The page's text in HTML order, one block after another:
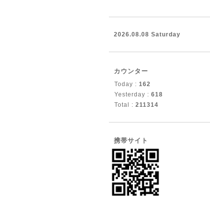
2026.08.08 Saturday
カウンター
Today : 162
Yesterday : 618
Total : 211314
携帯サイト